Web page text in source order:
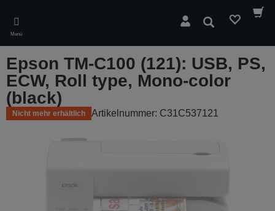
main
content
Menü
Suchen
Epson TM-C100 (121): USB, PS,
ECW, Roll type, Mono-color
(black)
Nicht mehr erhältlich Artikelnummer: C31C537121